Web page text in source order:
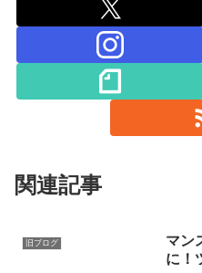
関連記事
旧ブログ
マン
に！